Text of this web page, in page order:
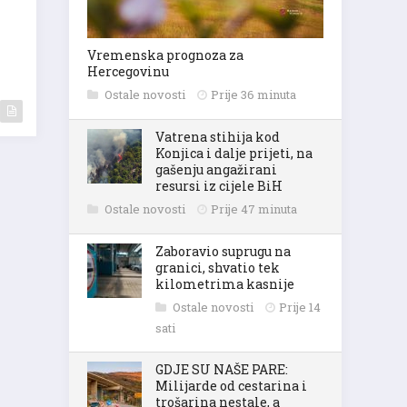
Vremenska prognoza za
Hercegovinu
Ostale novosti Prije 36 minuta
Vatrena stihija kod
Konjica i dalje prijeti, na
gašenju angažirani
resursi iz cijele BiH
Ostale novosti Prije 47 minuta
Zaboravio suprugu na
granici, shvatio tek
kilometrima kasnije
Ostale novosti
Prije 14
sati
GDJE SU NAŠE PARE:
Milijarde od cestarina i
trošarina nestale, a